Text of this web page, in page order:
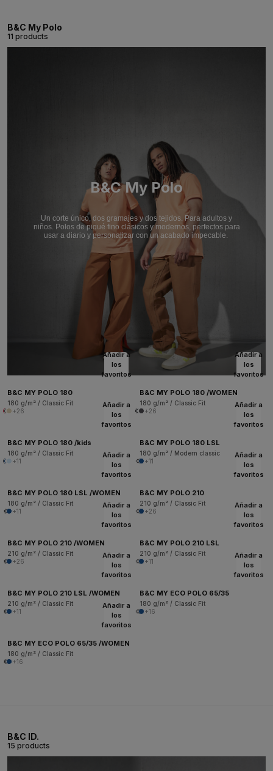
B&C My Polo
11 products
B&C My Polo
Un corte único, dos gramajes y dos tejidos. Para adultos y
niños. Polos de piqué fino clásicos y modernos, perfectos para
usar a diario y personalizar con un acabado impecable.
Añadir a
los
favoritos
B&C MY POLO 180
180 g/m² / Classic Fit
+26
Añadir a
los
favoritos
B&C MY POLO 180 /WOMEN
180 g/m² / Classic Fit
+26
Añadir a
los
favoritos
B&C MY POLO 180 /kids
180 g/m² / Classic Fit
+11
Añadir a
los
favoritos
B&C MY POLO 180 LSL
180 g/m² / Modern classic
+11
Añadir a
los
favoritos
B&C MY POLO 180 LSL /WOMEN
180 g/m² / Classic Fit
+11
Añadir a
los
favoritos
B&C MY POLO 210
210 g/m² / Classic Fit
+26
Añadir a
los
favoritos
B&C MY POLO 210 /WOMEN
210 g/m² / Classic Fit
+26
Añadir a
los
favoritos
B&C MY POLO 210 LSL
210 g/m² / Classic Fit
+11
Añadir a
los
favoritos
B&C MY POLO 210 LSL /WOMEN
210 g/m² / Classic Fit
+11
Añadir a
los
favoritos
B&C MY ECO POLO 65/35
180 g/m² / Classic Fit
+16
Añadir a
los
favoritos
B&C MY ECO POLO 65/35 /WOMEN
180 g/m² / Classic Fit
+16
B&C ID.
15 products